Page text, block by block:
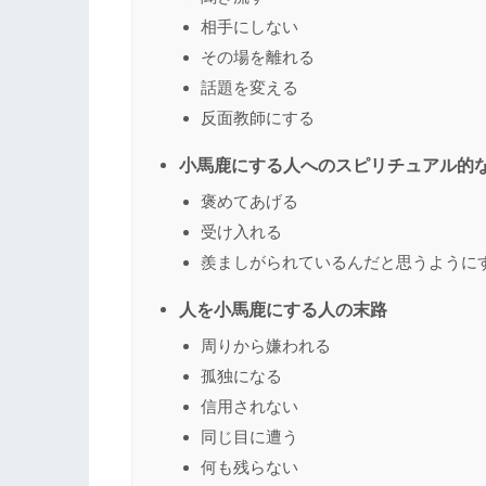
相手にしない
その場を離れる
話題を変える
反面教師にする
小馬鹿にする人へのスピリチュアル的
褒めてあげる
受け入れる
羨ましがられているんだと思うように
人を小馬鹿にする人の末路
周りから嫌われる
孤独になる
信用されない
同じ目に遭う
何も残らない